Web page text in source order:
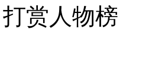
打赏人物榜